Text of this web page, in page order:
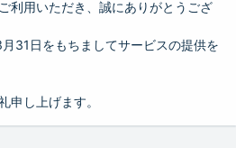
利用いただき、誠にありがとうござ
31日をもちましてサービスの提供を
申し上げます。